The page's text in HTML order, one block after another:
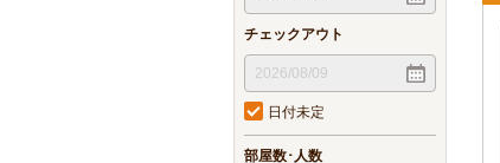
チェックアウト
日付未定
部屋数･人数